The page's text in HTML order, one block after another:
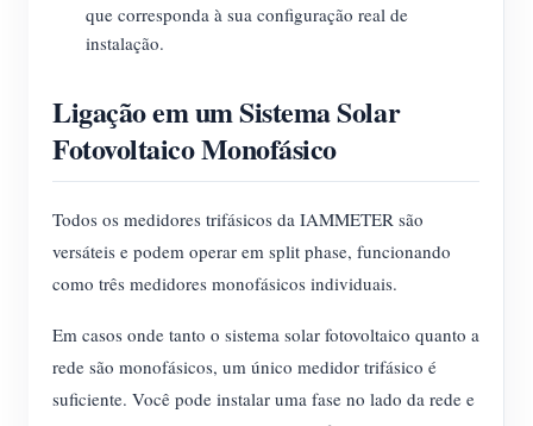
que corresponda à sua configuração real de
instalação.
Ligação em um Sistema Solar
Fotovoltaico Monofásico
Todos os medidores trifásicos da IAMMETER são
versáteis e podem operar em split phase, funcionando
como três medidores monofásicos individuais.
Em casos onde tanto o sistema solar fotovoltaico quanto a
rede são monofásicos, um único medidor trifásico é
suficiente. Você pode instalar uma fase no lado da rede e